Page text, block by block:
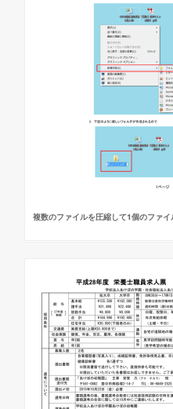
複数のファイルを圧縮して1個のファ